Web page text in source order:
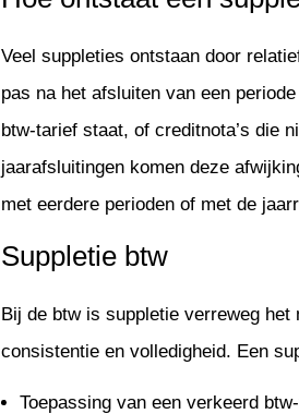
Veel suppleties ontstaan door
pas na het afsluiten van een
btw-tarief staat, of creditnota’s die
jaarafsluitingen komen deze
met eerdere perioden of met de
Suppletie btw
Bij de btw is suppletie verreweg
consistentie en volledigheid. Een
Toepassing van een verkeerd